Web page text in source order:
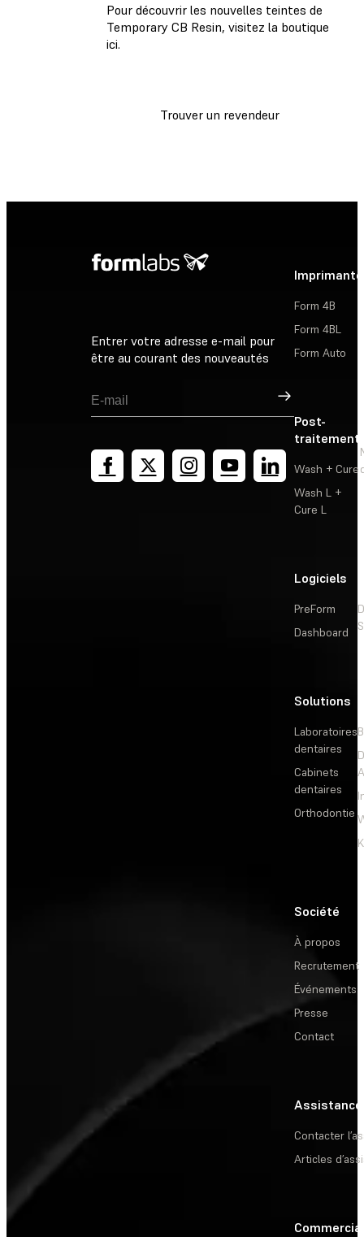
Pour découvrir les nouvelles teintes de
Temporary CB Resin, visitez la boutique
ici.
Trouver un revendeur
Entrer votre adresse e-mail pour
être au courant des nouveautés
Inscription
Form 4B
Form 4BL
Form Auto
Post-
traitement
Wash + Cure
Wash L +
Cure L
Logiciels
PreForm
Dashboard
Solutions
Laboratoires
dentaires
Cabinets
dentaires
Orthodontie
Société
À propos
Recrutement
Événements
Presse
Contact
Assistance
Contacter
Articles
Commercial